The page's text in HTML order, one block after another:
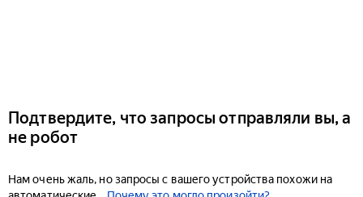
Подтвердите, что запросы отправляли вы, а
не робот
Нам очень жаль, но запросы с вашего устройства похожи на